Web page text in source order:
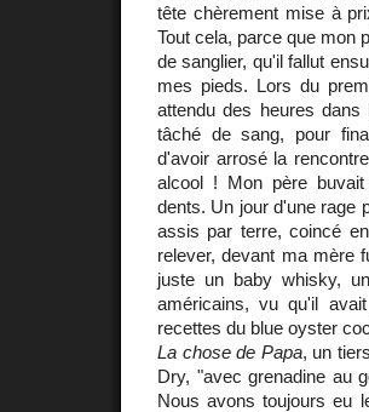
tête chèrement mise à
Tout cela, parce que mon
de sanglier, qu'il fallut
mes pieds. Lors du
attendu des heures
tâché de sang, pour
d'avoir arrosé la
alcool ! Mon père
dents. Un jour d'une rage
assis par terre, coincé
relever, devant ma mère
juste un baby whisky,
américains, vu qu'il
recettes du blue oyster
La chose de Papa, un
Dry, "avec grenadine au
Nous avons toujours eu